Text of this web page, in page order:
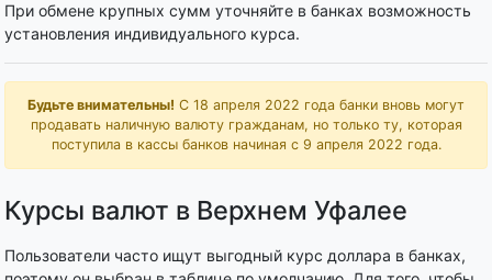
При обмене крупных сумм уточняйте в банках возможность
установления индивидуального курса.
Будьте внимательны! С 18 апреля 2022 года банки вновь могут
продавать наличную валюту гражданам, но только ту, которая
поступила в кассы банков начиная с 9 апреля 2022 года.
Курсы валют в Верхнем Уфалее
Пользователи часто ищут выгодный курс доллара в банках,